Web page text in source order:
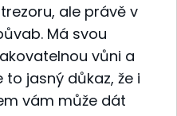
ale právě v
Má svou
vůni a
jasný důkaz, že i
vám může dát